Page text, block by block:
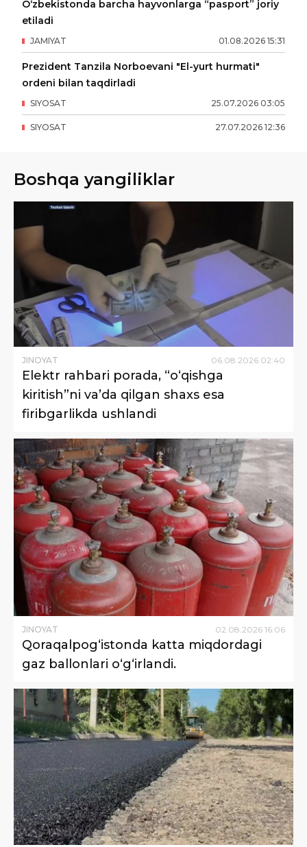
O‘zbekistonda barcha hayvonlarga “pasport” joriy
etiladi
01.08.2026 15:31
JAMIYAT
Prezident Tanzila Norboevani "El-yurt hurmati"
ordeni bilan taqdirladi
25.07.2026 03:05
SIYOSAT
27.07.2026 12:36
SIYOSAT
Boshqa yangiliklar
JINOYAT 06 08 2026 02:40
Elektr rahbari porada, “o‘qishga
kiritish”ni va’da qilgan shaxs esa
firibgarlikda ushlandi
JINOYAT 02.08.2026 16:06
Qoraqalpog‘istonda katta miqdordagi
gaz ballonlari o‘g‘irlandi.